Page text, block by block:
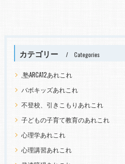
カテゴリー Categories
,塾ARCA12あれこれ
バボキッズあれこれ
不登校、引きこもりあれこれ
子どもの子育て教育のあれこれ
心理学あれこれ
心理講習あれこれ